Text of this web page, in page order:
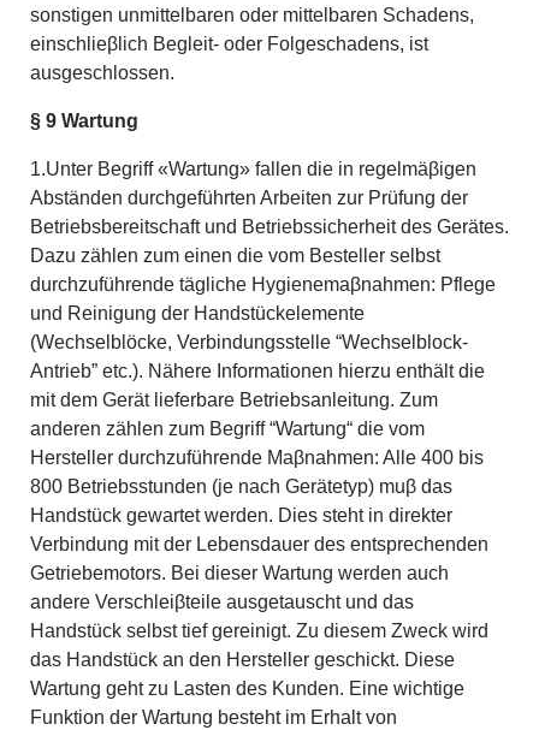
sonstigen unmittelbaren oder mittelbaren Schadens,
einschlieβlich Begleit- oder Folgeschadens, ist
ausgeschlossen.
§ 9 Wartung
1.Unter Begriff «Wartung» fallen die in regelmäβigen
Abständen durchgeführten Arbeiten zur Prüfung der
Betriebsbereitschaft und Betriebssicherheit des Gerätes.
Dazu zählen zum einen die vom Besteller selbst
durchzuführende tägliche Hygienemaβnahmen: Pflege
und Reinigung der Handstückelemente
(Wechselblöcke, Verbindungsstelle “Wechselblock-
Antrieb” etc.). Nähere Informationen hierzu enthält die
mit dem Gerät lieferbare Betriebsanleitung. Zum
anderen zählen zum Begriff “Wartung“ die vom
Hersteller durchzuführende Maβnahmen: Alle 400 bis
800 Betriebsstunden (je nach Gerätetyp) muβ das
Handstück gewartet werden. Dies steht in direkter
Verbindung mit der Lebensdauer des entsprechenden
Getriebemotors. Bei dieser Wartung werden auch
andere Verschleiβteile ausgetauscht und das
Handstück selbst tief gereinigt. Zu diesem Zweck wird
das Handstück an den Hersteller geschickt. Diese
Wartung geht zu Lasten des Kunden. Eine wichtige
Funktion der Wartung besteht im Erhalt von